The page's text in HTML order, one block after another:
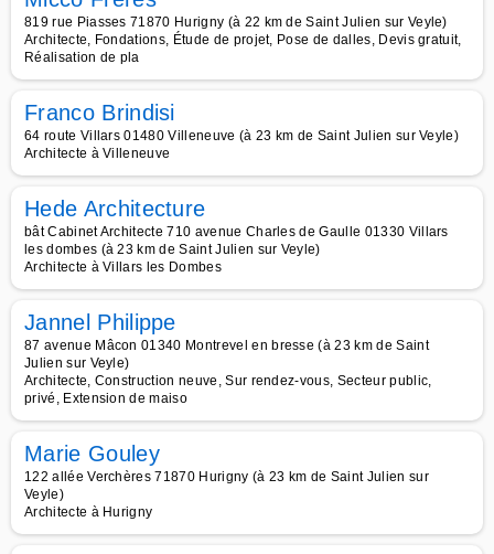
819 rue Piasses 71870 Hurigny (à 22 km de Saint Julien sur Veyle)
Architecte, Fondations, Étude de projet, Pose de dalles, Devis gratuit,
Réalisation de pla
Franco Brindisi
64 route Villars 01480 Villeneuve (à 23 km de Saint Julien sur Veyle)
Architecte à Villeneuve
Hede Architecture
bât Cabinet Architecte 710 avenue Charles de Gaulle 01330 Villars
les dombes (à 23 km de Saint Julien sur Veyle)
Architecte à Villars les Dombes
Jannel Philippe
87 avenue Mâcon 01340 Montrevel en bresse (à 23 km de Saint
Julien sur Veyle)
Architecte, Construction neuve, Sur rendez-vous, Secteur public,
privé, Extension de maiso
Marie Gouley
122 allée Verchères 71870 Hurigny (à 23 km de Saint Julien sur
Veyle)
Architecte à Hurigny